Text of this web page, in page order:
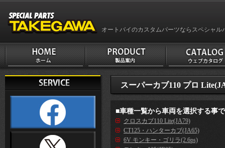
オートバイのカスタムパーツならスペシャル
スーパーカブ110 プロ
■車種一覧から車両を選択する事
クロスカブ110 Lite(JA79)
CT125・ハンターカブ(JA65)
6V モンキー・ゴリラ(2.6ps)